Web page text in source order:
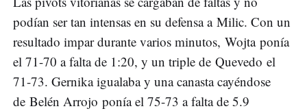
podían ser tan intensas en su defensa a Milic. Con un
resultado impar durante varios minutos, Wojta ponía
el 71-70 a falta de 1:20, y un triple de Quevedo el
71-73. Gernika igualaba y una canasta cayéndose
de Belén Arrojo ponía el 75-73 a falta de 5.9